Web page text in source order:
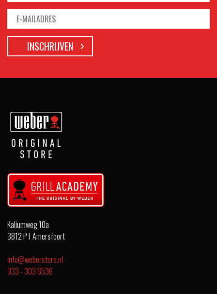
Kaliumweg 10a
3812 PT Amersfoort
info@weberstore.nl
033 - 303 6536